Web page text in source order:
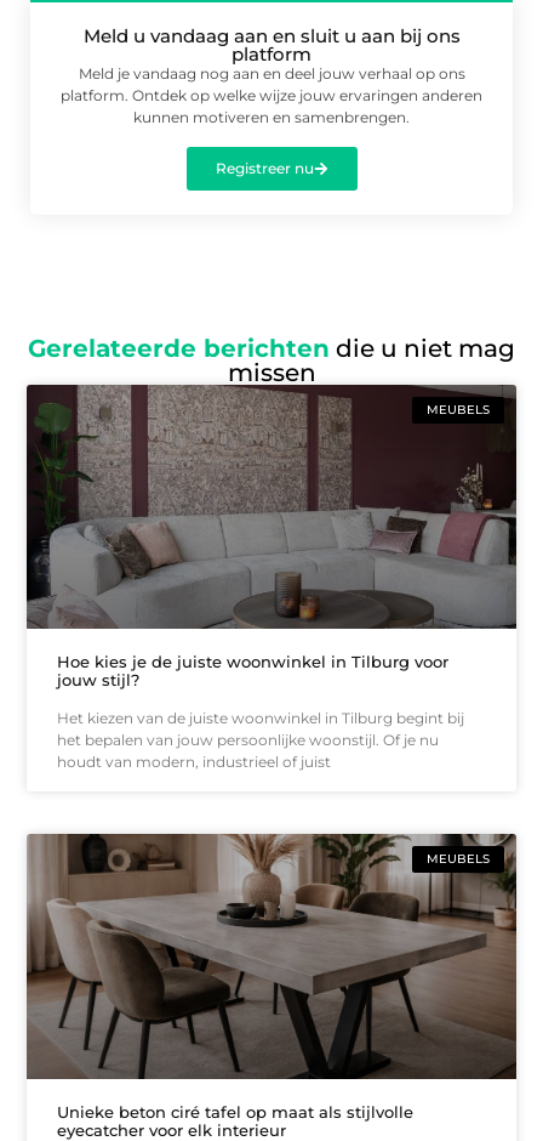
Meld u vandaag aan en sluit u aan bij ons
platform
Meld je vandaag nog aan en deel jouw verhaal op ons
platform. Ontdek op welke wijze jouw ervaringen anderen
kunnen motiveren en samenbrengen.
Registreer nu
Gerelateerde berichten die u niet mag
missen
MEUBELS
Hoe kies je de juiste woonwinkel in Tilburg voor
jouw stijl?
Het kiezen van de juiste woonwinkel in Tilburg begint bij
het bepalen van jouw persoonlijke woonstijl. Of je nu
houdt van modern, industrieel of juist
MEUBELS
Unieke beton ciré tafel op maat als stijlvolle
eyecatcher voor elk interieur